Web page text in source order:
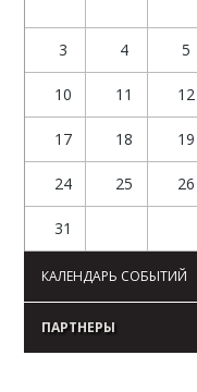
3 4 5
10 11 12
17 18 19
24 25 26
31
КАЛЕНДАРЬ СОБЫТИЙ
ПАРТНЕРЫ